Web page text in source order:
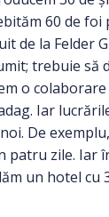
60 de foi
de la Felder
trebuie să
o
Iar
De
patru zile. Iar
un hotel cu